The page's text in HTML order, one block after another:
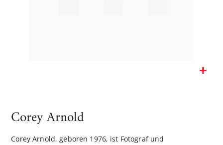
Bildgalerie
Corey Arnold
Corey Arnold, geboren 1976, ist Fotograf und